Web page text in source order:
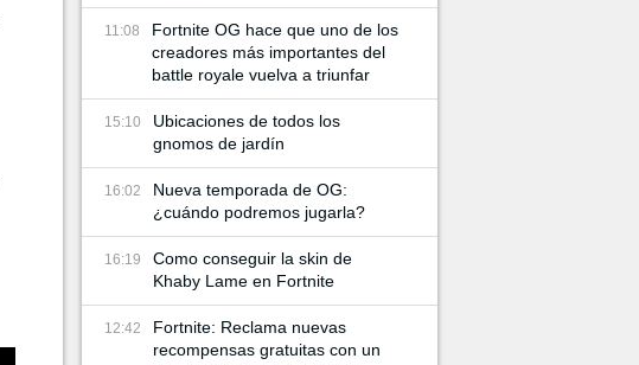
11:08
Fortnite OG hace que uno de los
creadores más importantes del
battle royale vuelva a triunfar
15:10
Ubicaciones de todos los
gnomos de jardín
16:02
Nueva temporada de OG:
¿cuándo podremos jugarla?
16:19
Como conseguir la skin de
Khaby Lame en Fortnite
12:42
Fortnite: Reclama nuevas
recompensas gratuitas con un